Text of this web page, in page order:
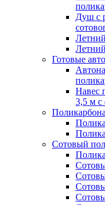
Душ с
Готовые
Навес
3,5 м с
Сотовый